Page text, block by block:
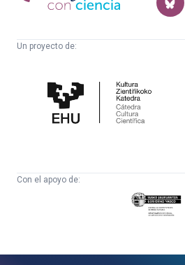
ciencia
Un proyecto de:
Cultura
Científica
Con el apoyo de:
Eusko
Jaurlaritza